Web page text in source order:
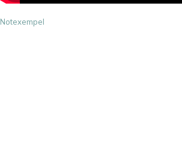
Notexempel